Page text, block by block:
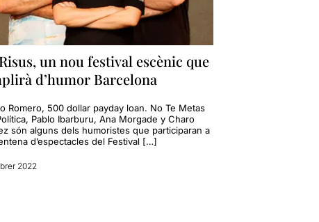
un nou festival escènic que
d’humor Barcelona
Romero, 500 dollar payday loan. No Te Metas
Pablo Ibarburu, Ana Morgade y Charo
són alguns dels humoristes que participaran a
d’espectacles del Festival […]
2022